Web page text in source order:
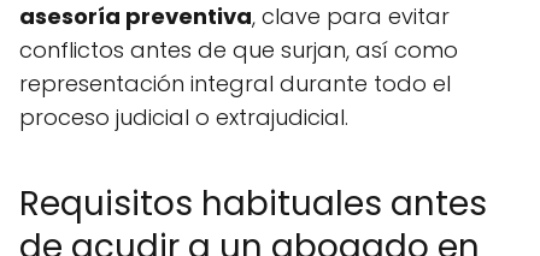
asesoría preventiva, clave para evitar
conflictos antes de que surjan, así como
representación integral durante todo el
proceso judicial o extrajudicial.
Requisitos habituales antes